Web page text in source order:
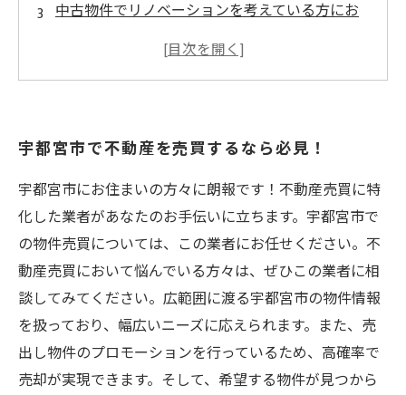
中古物件でリノベーションを考えている方にお
宇都宮市で不動産を売買するなら必見！
宇都宮市にお住まいの方々に朗報です！不動産売買に特
化した業者があなたのお手伝いに立ちます。宇都宮市で
の物件売買については、この業者にお任せください。不
動産売買において悩んでいる方々は、ぜひこの業者に相
談してみてください。広範囲に渡る宇都宮市の物件情報
を扱っており、幅広いニーズに応えられます。また、売
出し物件のプロモーションを行っているため、高確率で
売却が実現できます。そして、希望する物件が見つから